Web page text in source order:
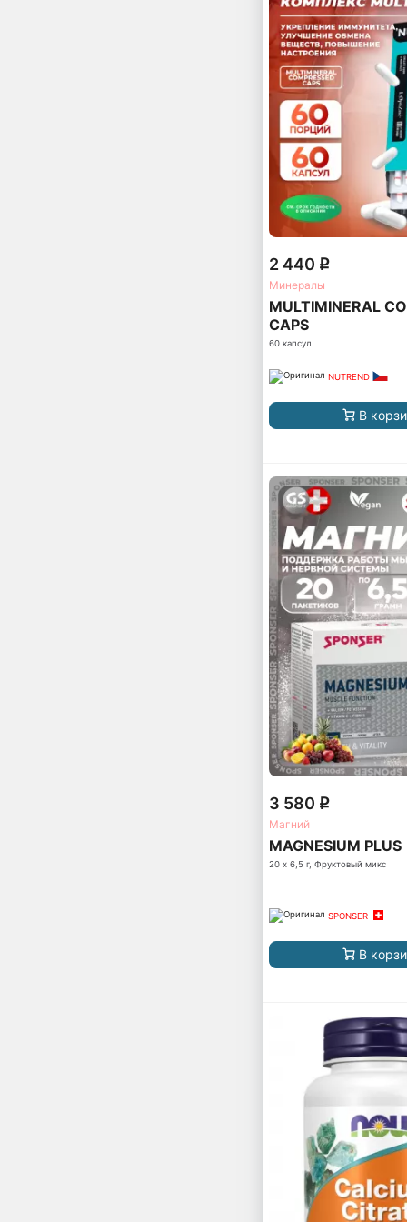
2 440 q
Минералы
MULTIMINERAL
CAPS
60 капсул
NUTREND
В
3 580 q
Магний
MAGNESIUM PLUS
20 х 6,5 г, Фруктовый микс
SPONSER
В